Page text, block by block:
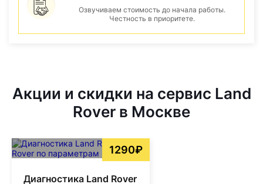
Озвучиваем стоимость до начала работы.
Честность в приоритете.
Акции и скидки на сервис Land
Rover в Москве
1290₽
Диагностика Land Rover